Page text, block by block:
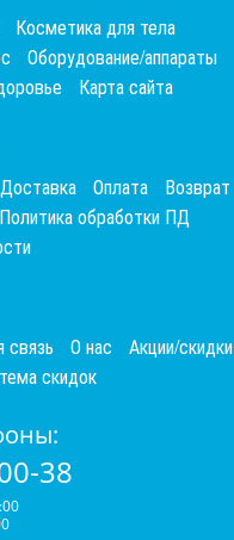
Косметика для тела
Оборудование/аппараты
Карта сайта
Доставка Оплата
Возврат
Политика обработки ПД
связь О нас
Акции/скидки
скидок
38